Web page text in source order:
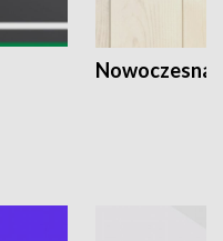
Nowoczesna